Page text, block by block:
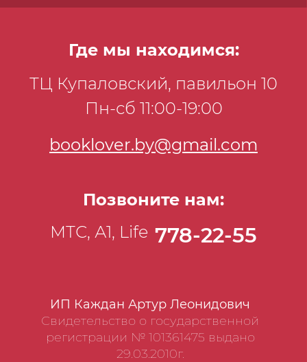
ИП Каждан Артур Леонидович
Свидетельство о государственной
регистрации № 101361475 выдано
29.03.2010г.
Где мы находимся:
ТЦ Купаловский, павильон 10
Пн-сб 11:00-19:00
booklover.by@gmail.com
Позвоните нам:
МТС, А1, Life 778-22-55